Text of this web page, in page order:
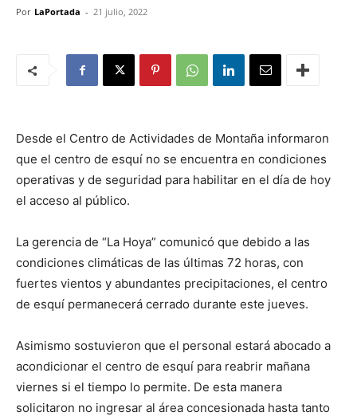
Por LaPortada - 21 julio, 2022
Desde el Centro de Actividades de Montaña informaron
que el centro de esquí no se encuentra en condiciones
operativas y de seguridad para habilitar en el día de hoy
el acceso al público.
La gerencia de “La Hoya” comunicó que debido a las
condiciones climáticas de las últimas 72 horas, con
fuertes vientos y abundantes precipitaciones, el centro
de esquí permanecerá cerrado durante este jueves.
Asimismo sostuvieron que el personal estará abocado a
acondicionar el centro de esquí para reabrir mañana
viernes si el tiempo lo permite. De esta manera
solicitaron no ingresar al área concesionada hasta tanto